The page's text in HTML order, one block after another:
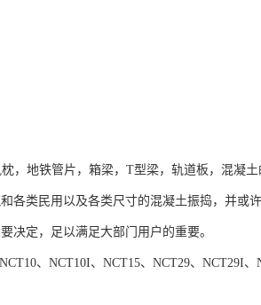
，地铁管片，箱梁，T型梁，轨道板，混凝
各类民用以及各类尺寸的混凝土振捣，并或
决定，足以满足大部门用户的重要。
、NCT10I、NCT15、NCT29、NCT29I、